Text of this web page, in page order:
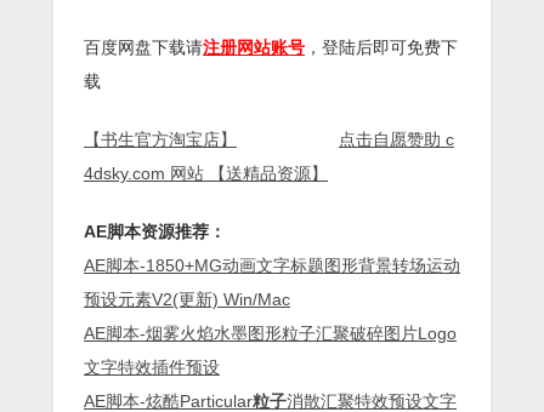
百度网盘下载请注册网站账号 ，登陆后即可免费下
载
【书生官方淘宝店】
点击自愿赞助 c
4dsky.com 网站 【送精品资源】
AE脚本资源推荐：
AE脚本-1850+MG动画文字标题图形背景转场运动
预设元素V2(更新) Win/Mac
AE脚本-烟雾火焰水墨图形粒子汇聚破碎图片Logo
文字特效插件预设
AE脚本-炫酷Particular粒子消散汇聚特效预设文字